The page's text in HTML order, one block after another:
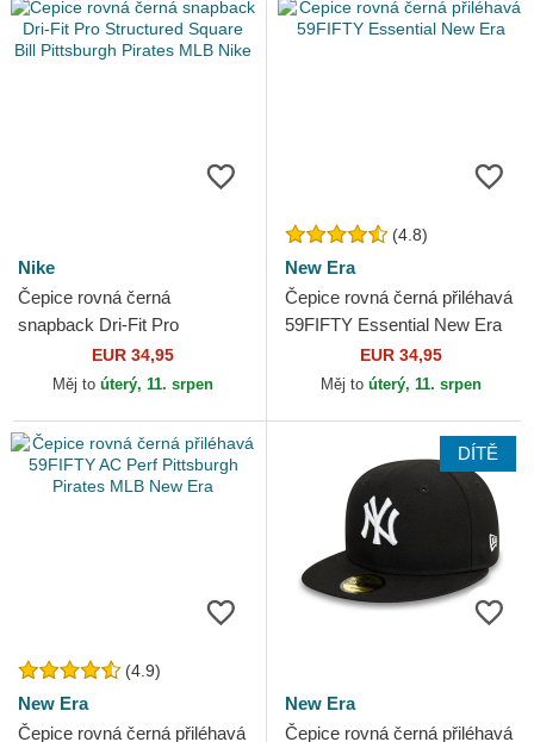
Nike
Čepice rovná černá
snapback Dri-Fit Pro
Structured Square Bill
Pittsburgh Pirates MLB Nike
EUR 34,95
Měj to úterý, 11. srpen
(4.8)
New Era
Čepice rovná černá přiléhavá
59FIFTY Essential New Era
EUR 34,95
Měj to úterý, 11. srpen
(4.9)
New Era
Čepice rovná černá přiléhavá
DÍTĚ
New Era
Čepice rovná černá přiléhavá